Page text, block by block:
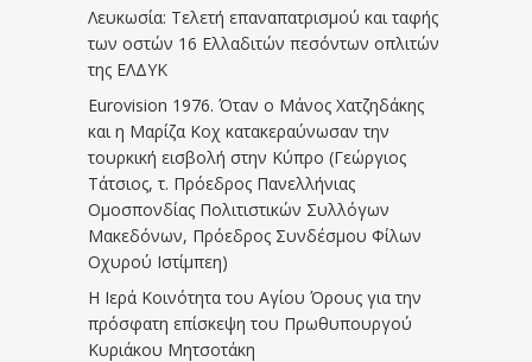
Λευκωσία: Τελετή επαναπατρισμού και ταφής
των οστών 16 Ελλαδιτών πεσόντων οπλιτών
της ΕΛΔΥΚ
Eurovision 1976. Όταν ο Μάνος Χατζηδάκης
και η Μαρίζα Κοχ κατακεραύνωσαν την
τουρκική εισβολή στην Κύπρο (Γεώργιος
Τάτσιος, τ. Πρόεδρος Πανελλήνιας
Ομοσπονδίας Πολιτιστικών Συλλόγων
Μακεδόνων, Πρόεδρος Συνδέσμου Φίλων
Οχυρού Ιστίμπεη)
Η Ιερά Κοινότητα του Αγίου Όρους για την
πρόσφατη επίσκεψη του Πρωθυπουργού
Κυριάκου Μητσοτάκη